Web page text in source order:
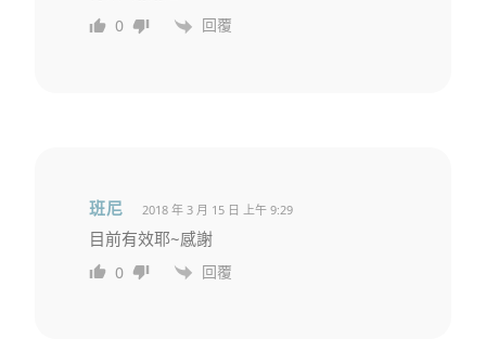
0 回覆
班尼 2018 年 3 月 15 日 上午 9:29
目前有效耶~感謝
0 回覆